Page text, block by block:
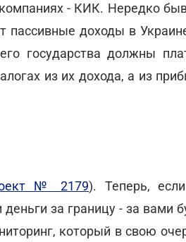
- КИК. Нередко
пассивные доходы в
государства должны
из их дохода, а из
№ 2179). Теперь,
за границу - за вами
который в свою